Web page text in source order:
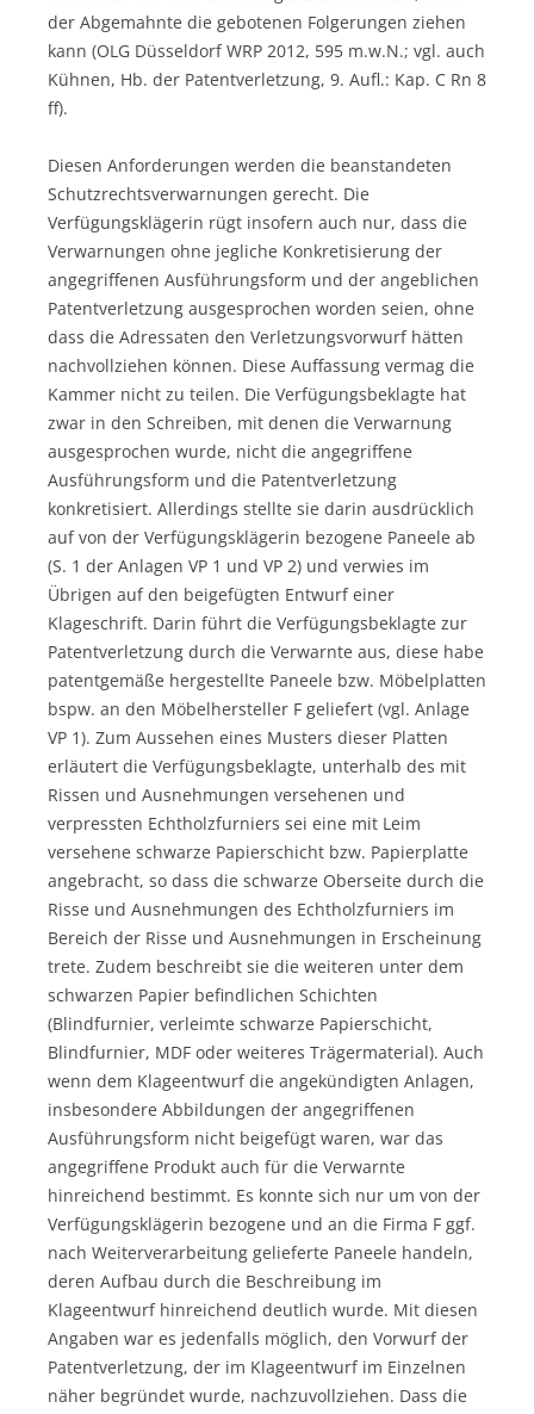
der Abgemahnte die gebotenen Folgerungen ziehen
kann (OLG Düsseldorf WRP 2012, 595 m.w.N.; vgl. auch
Kühnen, Hb. der Patentverletzung, 9. Aufl.: Kap. C Rn 8
ff).
Diesen Anforderungen werden die beanstandeten
Schutzrechtsverwarnungen gerecht. Die
Verfügungsklägerin rügt insofern auch nur, dass die
Verwarnungen ohne jegliche Konkretisierung der
angegriffenen Ausführungsform und der angeblichen
Patentverletzung ausgesprochen worden seien, ohne
dass die Adressaten den Verletzungsvorwurf hätten
nachvollziehen können. Diese Auffassung vermag die
Kammer nicht zu teilen. Die Verfügungsbeklagte hat
zwar in den Schreiben, mit denen die Verwarnung
ausgesprochen wurde, nicht die angegriffene
Ausführungsform und die Patentverletzung
konkretisiert. Allerdings stellte sie darin ausdrücklich
auf von der Verfügungsklägerin bezogene Paneele ab
(S. 1 der Anlagen VP 1 und VP 2) und verwies im
Übrigen auf den beigefügten Entwurf einer
Klageschrift. Darin führt die Verfügungsbeklagte zur
Patentverletzung durch die Verwarnte aus, diese habe
patentgemäße hergestellte Paneele bzw. Möbelplatten
bspw. an den Möbelhersteller F geliefert (vgl. Anlage
VP 1). Zum Aussehen eines Musters dieser Platten
erläutert die Verfügungsbeklagte, unterhalb des mit
Rissen und Ausnehmungen versehenen und
verpressten Echtholzfurniers sei eine mit Leim
versehene schwarze Papierschicht bzw. Papierplatte
angebracht, so dass die schwarze Oberseite durch die
Risse und Ausnehmungen des Echtholzfurniers im
Bereich der Risse und Ausnehmungen in Erscheinung
trete. Zudem beschreibt sie die weiteren unter dem
schwarzen Papier befindlichen Schichten
(Blindfurnier, verleimte schwarze Papierschicht,
Blindfurnier, MDF oder weiteres Trägermaterial). Auch
wenn dem Klageentwurf die angekündigten Anlagen,
insbesondere Abbildungen der angegriffenen
Ausführungsform nicht beigefügt waren, war das
angegriffene Produkt auch für die Verwarnte
hinreichend bestimmt. Es konnte sich nur um von der
Verfügungsklägerin bezogene und an die Firma F ggf.
nach Weiterverarbeitung gelieferte Paneele handeln,
deren Aufbau durch die Beschreibung im
Klageentwurf hinreichend deutlich wurde. Mit diesen
Angaben war es jedenfalls möglich, den Vorwurf der
Patentverletzung, der im Klageentwurf im Einzelnen
näher begründet wurde, nachzuvollziehen. Dass die